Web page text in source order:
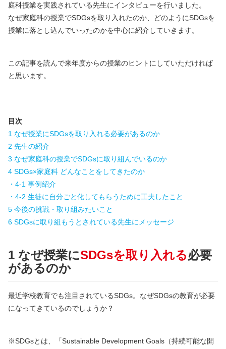
庭科授業を実践されている先生にインタビューを行いました。
なぜ家庭科の授業でSDGsを取り入れたのか、どのようにSDGsを
授業に落とし込んでいったのかを中心に紹介していきます。
この記事を読んで来年度からの授業のヒントにしていただければ
と思います。
目次
1 なぜ授業にSDGsを取り入れる必要があるのか
2 先生の紹介
3 なぜ家庭科の授業でSDGsに取り組んでいるのか
4 SDGs×家庭科 どんなことをしてきたのか
・4-1 事例紹介
・4-2 生徒に自分ごと化してもらうために工夫したこと
5 今後の挑戦・取り組みたいこと
6 SDGsに取り組もうとされている先生にメッセージ
1 なぜ授業にSDGsを取り入れる必要
があるのか
最近学校教育でも注目されているSDGs。なぜSDGsの教育が必要
になってきているのでしょうか？
※SDGsとは、「Sustainable Development Goals（持続可能な開